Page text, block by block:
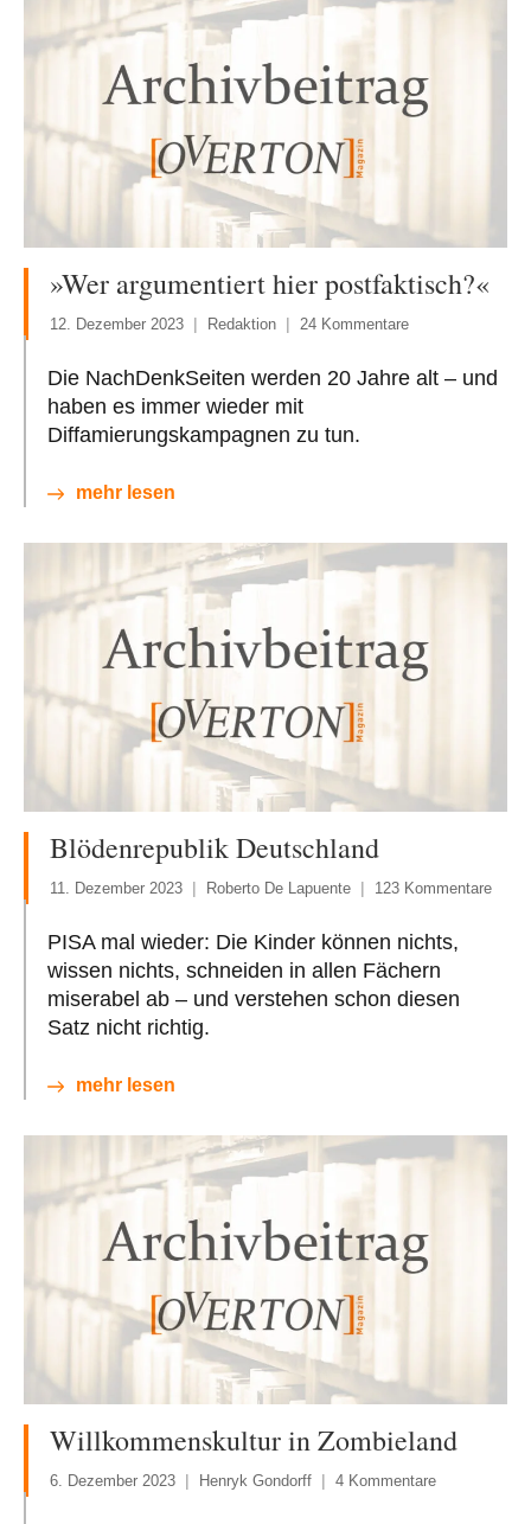
»Wer argumentiert hier postfaktisch?«
12. Dezember 2023 Redaktion 24 Kommentare
Die NachDenkSeiten werden 20 Jahre alt – und
haben es immer wieder mit
Diffamierungskampagnen zu tun.
mehr lesen
Blödenrepublik Deutschland
11. Dezember 2023 Roberto De Lapuente 123 Kommentare
PISA mal wieder: Die Kinder können nichts,
wissen nichts, schneiden in allen Fächern
miserabel ab – und verstehen schon diesen
Satz nicht richtig.
mehr lesen
Willkommenskultur in Zombieland
6. Dezember 2023 Henryk Gondorff 4 Kommentare